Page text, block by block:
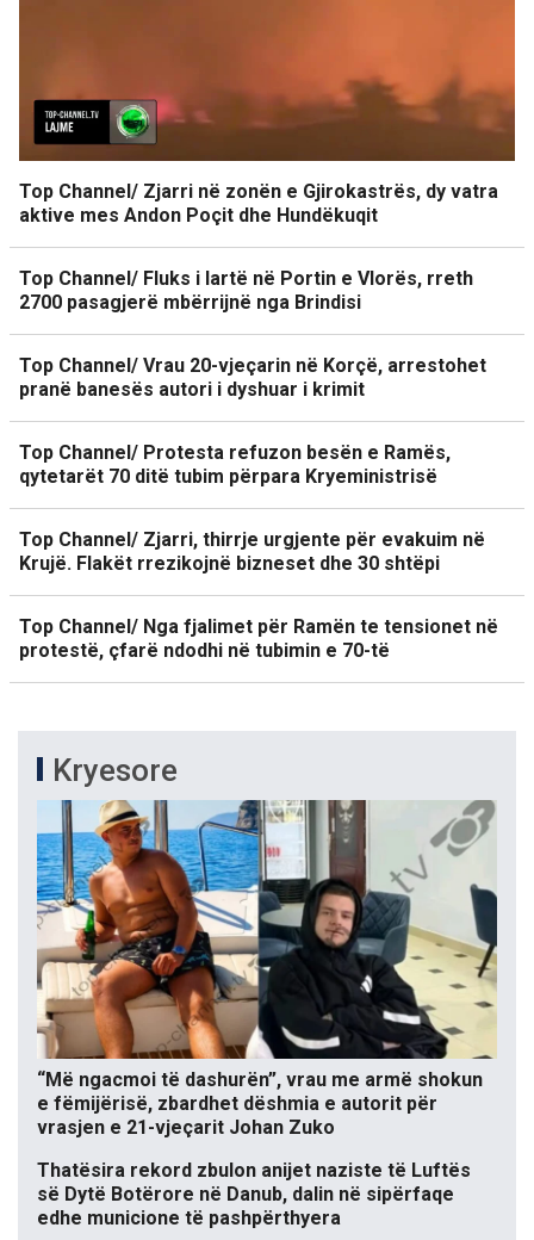
Top Channel/ Zjarri në zonën e Gjirokastrës, dy vatra
aktive mes Andon Poçit dhe Hundëkuqit
Top Channel/ Fluks i lartë në Portin e Vlorës, rreth
2700 pasagjerë mbërrijnë nga Brindisi
Top Channel/ Vrau 20-vjeçarin në Korçë, arrestohet
pranë banesës autori i dyshuar i krimit
Top Channel/ Protesta refuzon besën e Ramës,
qytetarët 70 ditë tubim përpara Kryeministrisë
Top Channel/ Zjarri, thirrje urgjente për evakuim në
Krujë. Flakët rrezikojnë bizneset dhe 30 shtëpi
Top Channel/ Nga fjalimet për Ramën te tensionet në
protestë, çfarë ndodhi në tubimin e 70-të
Kryesore
“Më ngacmoi të dashurën”, vrau me armë shokun
e fëmijërisë, zbardhet dëshmia e autorit për
vrasjen e 21-vjeçarit Johan Zuko
Thatësira rekord zbulon anijet naziste të Luftës
së Dytë Botërore në Danub, dalin në sipërfaqe
edhe municione të pashpërthyera